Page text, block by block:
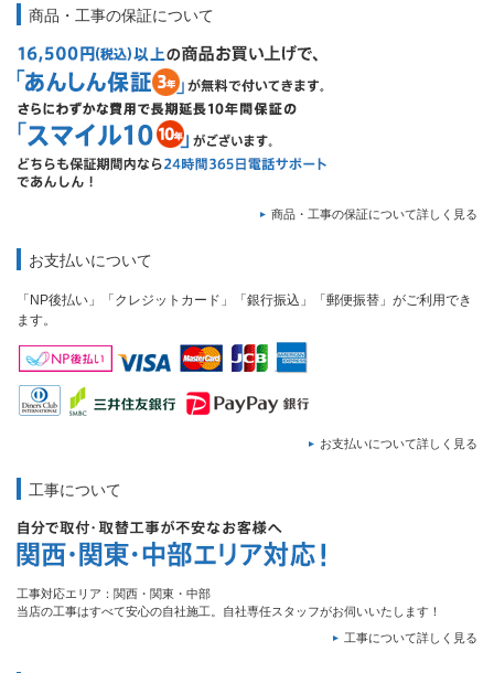
商品・工事の保証について
商品・工事の保証について詳しく見る
お支払いについて
「NP後払い」「クレジットカード」「銀行振込」「郵便振替」がご利用でき
ます。
お支払いについて詳しく見る
工事について
工事対応エリア：関西・関東・中部
当店の工事はすべて安心の自社施工。自社専任スタッフがお伺いいたします！
工事について詳しく見る